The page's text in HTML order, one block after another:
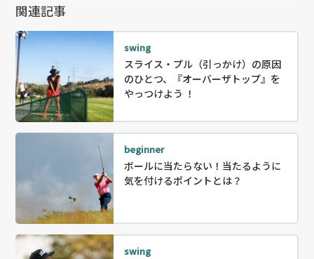
関連記事
swing
スライス・プル（引っかけ）の原因
のひとつ、『オーバーザトップ』を
やっつけよう ！
beginner
ボールに当たらない！当たるように
気を付けるポイントとは？
swing